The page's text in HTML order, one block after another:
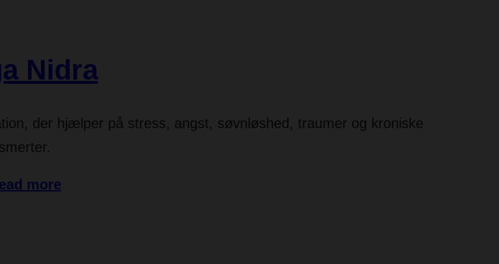
Nidra
der hjælper på stress, angst, søvnløshed, traumer og kroniske
smerter.
more